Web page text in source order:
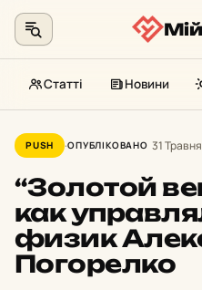
до
контенту
Статті Новини
PUSH ОПУБЛІКОВАНО 31
“Золотой
как
физик
Погорелко